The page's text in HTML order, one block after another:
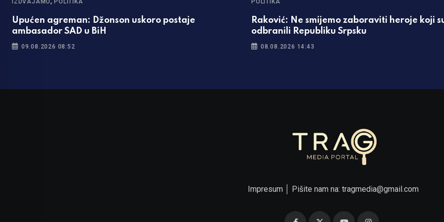
IZDVAJAMO POLITIKA
Upućen agreman: Džonson uskoro postaje
ambasador SAD u BiH
09.08.2026 08:52
POLITIKA
Raković: Ne smijemo zaboraviti heroje koji
odbranili Republiku Srpsku
08.08.2026 14:43
Impresum│ Pišite nam na: tragmedia@gmail.com